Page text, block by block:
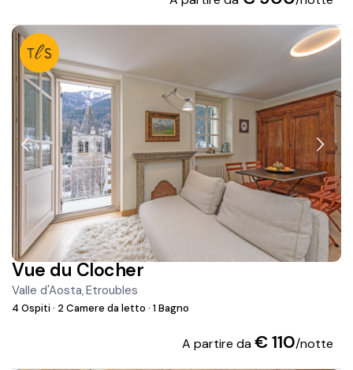
Vue du Clocher
Valle d'Aosta,Etroubles
4 Ospiti· 2 Camere da letto· 1 Bagno
A partire da€ 110/notte